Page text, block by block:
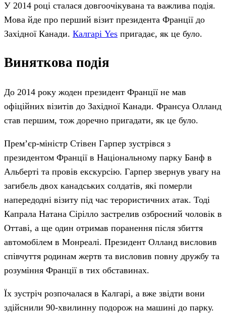
У 2014 році сталася довгоочікувана та важлива подія.
Мова йде про перший візит президента Франції до
Західної Канади. Калгарі Yes пригадає, як це було.
Виняткова подія
До 2014 року жоден президент Франції не мав
офіційних візитів до Західної Канади. Франсуа Олланд
став першим, тож доречно пригадати, як це було.
Прем’єр-міністр Стівен Гарпер зустрівся з
президентом Франції в Національному парку Банф в
Альберті та провів екскурсію. Гарпер звернув увагу на
загибель двох канадських солдатів, які померли
напередодні візиту під час терористичних атак. Тоді
Капрала Натана Сірілло застрелив озброєний чоловік в
Оттаві, а ще один отримав поранення після збиття
автомобілем в Монреалі. Президент Олланд висловив
співчуття родинам жертв та висловив повну дружбу та
розуміння Франції в тих обставинах.
Їх зустріч розпочалася в Калгарі, а вже звідти вони
здійснили 90-хвилинну подорож на машині до парку.